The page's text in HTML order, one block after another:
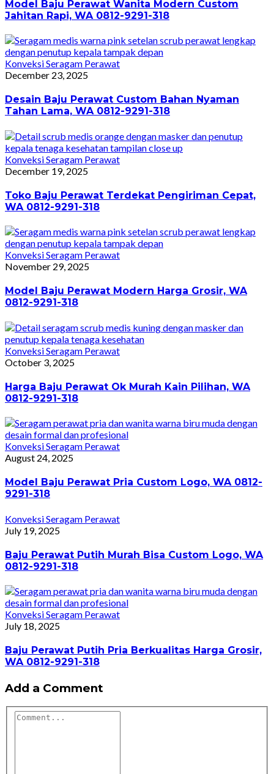
Model Baju Perawat Wanita Modern Custom
Jahitan Rapi, WA 0812-9291-318
Konveksi Seragam Perawat
December 23, 2025
Desain Baju Perawat Custom Bahan Nyaman
Tahan Lama, WA 0812-9291-318
Konveksi Seragam Perawat
December 19, 2025
Toko Baju Perawat Terdekat Pengiriman Cepat,
WA 0812-9291-318
Konveksi Seragam Perawat
November 29, 2025
Model Baju Perawat Modern Harga Grosir, WA
0812-9291-318
Konveksi Seragam Perawat
October 3, 2025
Harga Baju Perawat Ok Murah Kain Pilihan, WA
0812-9291-318
Konveksi Seragam Perawat
August 24, 2025
Model Baju Perawat Pria Custom Logo, WA 0812-
9291-318
Konveksi Seragam Perawat
July 19, 2025
Baju Perawat Putih Murah Bisa Custom Logo, WA
0812-9291-318
Konveksi Seragam Perawat
July 18, 2025
Baju Perawat Putih Pria Berkualitas Harga Grosir,
WA 0812-9291-318
Add a Comment